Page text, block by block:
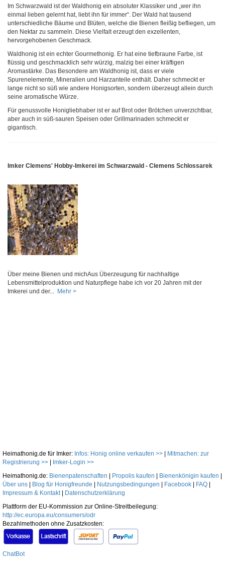
Im Schwarzwald ist der Waldhonig ein absoluter Klassiker und „wer ihn
einmal lieben gelernt hat, liebt ihn für immer“. Der Wald hat tausend
unterschiedliche Bäume und Blüten, welche die Bienen fleißig befliegen, um
den Nektar zu sammeln. Diese Vielfalt erzeugt den exzellenten,
hervorgehobenen Geschmack.
Waldhonig ist ein echter Gourmethonig. Er hat eine tiefbraune Farbe, ist
flüssig und geschmacklich sehr würzig, malzig bei einer kräftigen
Aromastärke. Das Besondere am Waldhonig ist, dass er viele
Spurenelemente, Mineralien und Harzanteile enthält. Daher schmeckt er
lange nicht so süß wie andere Honigsorten, sondern überzeugt allein durch
seine aromatische Würze.
Für genussvolle Honigliebhaber ist er auf Brot oder Brötchen unverzichtbar,
aber auch in süß-sauren Speisen oder Grillmarinaden schmeckt er
gigantisch.
Imker Clemens' Hobby-Imkerei im Schwarzwald - Clemens Schlossarek
Über meine Bienen und michAus Überzeugung für nachhaltige
Lebensmittelproduktion und Naturpflege habe ich vor 20 Jahren mit der
Imkerei und der... Mehr >
Heimathonig.de für Imker: Infos: Honig online verkaufen >>
Mitmachen: zur
Registrierung >>
Imker-Login >>
Heimathonig.de: Bienenpatenschaften Propolis kaufen Bienenkönigin kaufen
Über uns
Blog für Honigfreunde Nutzungsbedingungen Facebook FAQ
Impressum & Kontakt|
Datenschutzerklärung
Plattform der EU-Kommission zur Online-Streitbeilegung:
http://ec.europa.eu/consumers/odr
Bezahlmethoden ohne Zusatzkosten:
ChatBot